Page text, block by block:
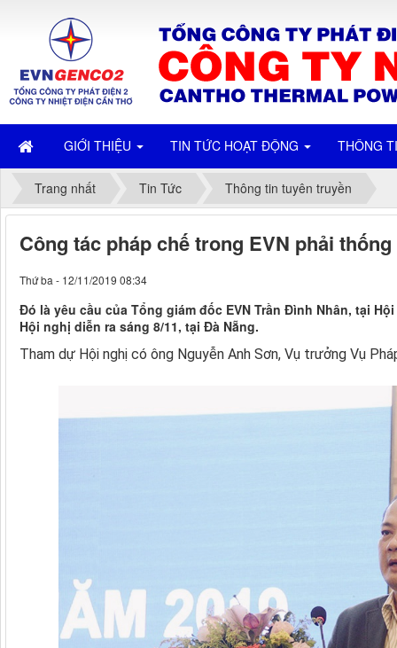
GIỚI THIỆU TIN TỨC HOẠT ĐỘNG THÔNG
Trang nhất Tin Tức Thông tin tuyên truyền
Công tác pháp chế trong EVN phải
Thứ ba - 12/11/2019 08:34
Đó là yêu cầu của Tổng giám đốc EVN Trần Đình Nhân, tại
Hội nghị diễn ra sáng 8/11, tại Đà Nẵng.
Tham dự Hội nghị có ông Nguyễn Anh Sơn, Vụ trưởng Vụ